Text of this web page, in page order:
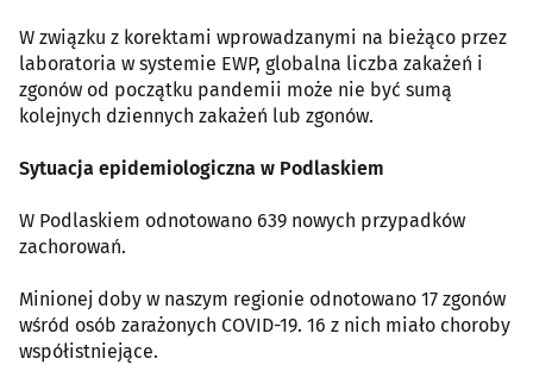
W związku z korektami wprowadzanymi na bieżąco przez
laboratoria w systemie EWP, globalna liczba zakażeń i
zgonów od początku pandemii może nie być sumą
kolejnych dziennych zakażeń lub zgonów.
Sytuacja epidemiologiczna w Podlaskiem
W Podlaskiem odnotowano 639 nowych przypadków
zachorowań.
Minionej doby w naszym regionie odnotowano 17 zgonów
wśród osób zarażonych COVID-19. 16 z nich miało choroby
współistniejące.